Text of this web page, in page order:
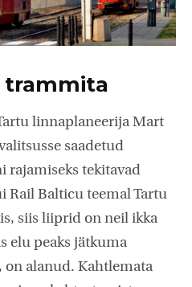
trammita
linnaplaneerija Mart
saadetud
rajamiseks tekitavad
Rail Balticu teemal Tartu
siis liiprid on neil ikka
elu peaks jätkuma
alanud. Kahtlemata